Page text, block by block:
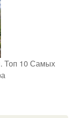
Топ 10 Самых